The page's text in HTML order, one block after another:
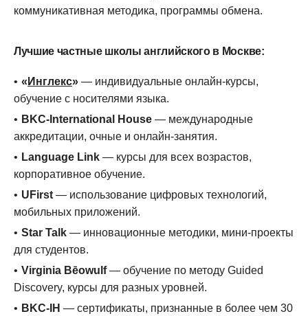
коммуникативная методика, программы обмена.
Лучшие частные школы английского в Москве:
« Инглекс» — индивидуальные онлайн-курсы,
обучение с носителями языка.
BKC-International House — международные
аккредитации, очные и онлайн-занятия.
Language Link — курсы для всех возрастов,
корпоративное обучение.
UFirst — использование цифровых технологий,
мобильных приложений.
Star Talk — инновационные методики, мини-проекты
для студентов.
Virginia Bēowulf— обучение по методу Guided
Discovery, курсы для разных уровней.
BKC-IH — сертификаты, признанные в более чем 30